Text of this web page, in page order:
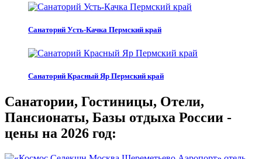
Санаторий Усть-Качка Пермский край
Санаторий Красный Яр Пермский край
Санатории, Гостиницы, Отели,
Пансионаты, Базы отдыха России -
цены на 2026 год: